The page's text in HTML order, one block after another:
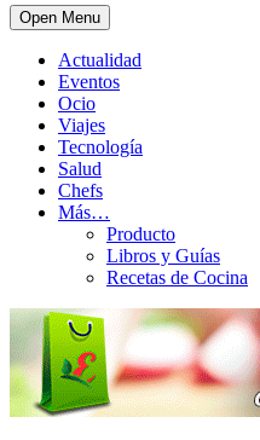
Open Menu
Actualidad
Eventos
Ocio
Viajes
Tecnología
Salud
Chefs
Más…
Producto
Libros y Guías
Recetas de Cocina